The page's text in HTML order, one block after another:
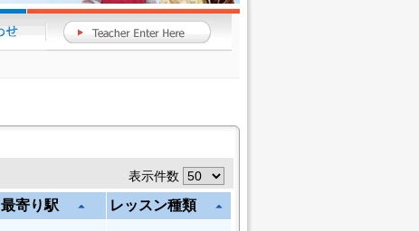
表示件数
最寄り駅 arrow_drop_up レッスン種類 arrow_drop_up